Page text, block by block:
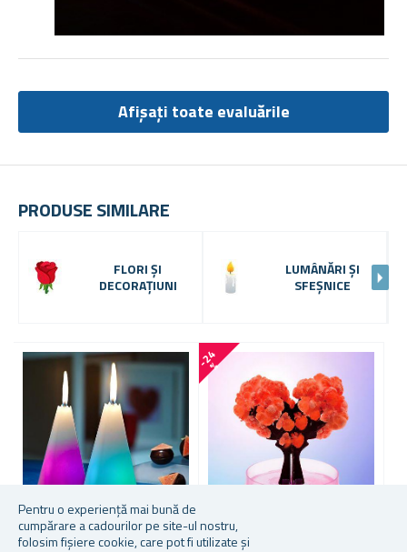
Pentru o experiență mai bună de
cumpărare a cadourilor pe site-ul nostru,
folosim fișiere cookie, care pot fi utilizate și
PRODUSE SIMILARE
FLORI ȘI
DECORAȚIUNI
LUMÂNĂRI ȘI
SFEȘNICE
-
2
4
%
Afișați toate evaluările